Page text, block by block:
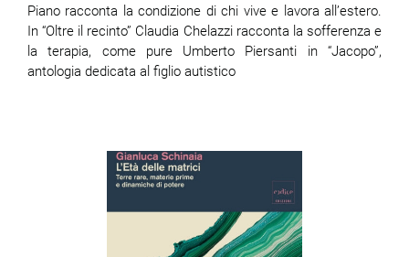
Piano racconta la condizione di chi vive e lavora all’estero.
In “Oltre il recinto” Claudia Chelazzi racconta la sofferenza e
la terapia, come pure Umberto Piersanti in “Jacopo”,
antologia dedicata al figlio autistico